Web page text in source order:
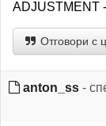
ADJUSTMENT
Отговори с
anton_ss -